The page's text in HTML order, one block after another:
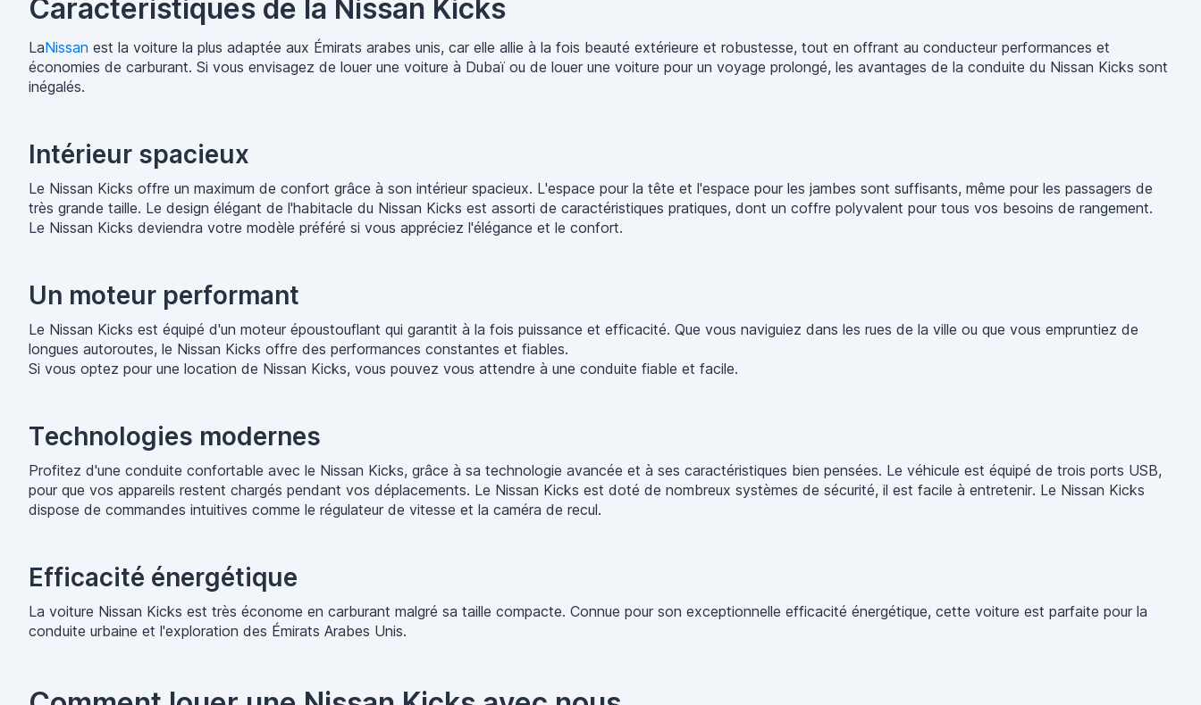
Caractéristiques de la Nissan Kicks
LaNissan est la voiture la plus adaptée aux Émirats arabes unis, car elle allie à la fois beauté extérieure et robustesse, tout en offrant au conducteur performances et
économies de carburant. Si vous envisagez de louer une voiture à Dubaï ou de louer une voiture pour un voyage prolongé, les avantages de la conduite du Nissan Kicks sont
inégalés.
Intérieur spacieux
Le Nissan Kicks offre un maximum de confort grâce à son intérieur spacieux. L'espace pour la tête et l'espace pour les jambes sont suffisants, même pour les passagers de
très grande taille. Le design élégant de l'habitacle du Nissan Kicks est assorti de caractéristiques pratiques, dont un coffre polyvalent pour tous vos besoins de rangement.
Le Nissan Kicks deviendra votre modèle préféré si vous appréciez l'élégance et le confort.
Un moteur performant
Le Nissan Kicks est équipé d'un moteur époustouflant qui garantit à la fois puissance et efficacité. Que vous naviguiez dans les rues de la ville ou que vous empruntiez de
longues autoroutes, le Nissan Kicks offre des performances constantes et fiables.
Si vous optez pour une location de Nissan Kicks, vous pouvez vous attendre à une conduite fiable et facile.
Technologies modernes
Profitez d'une conduite confortable avec le Nissan Kicks, grâce à sa technologie avancée et à ses caractéristiques bien pensées. Le véhicule est équipé de trois ports USB,
pour que vos appareils restent chargés pendant vos déplacements. Le Nissan Kicks est doté de nombreux systèmes de sécurité, il est facile à entretenir. Le Nissan Kicks
dispose de commandes intuitives comme le régulateur de vitesse et la caméra de recul.
Efficacité énergétique
La voiture Nissan Kicks est très économe en carburant malgré sa taille compacte. Connue pour son exceptionnelle efficacité énergétique, cette voiture est parfaite pour la
conduite urbaine et l'exploration des Émirats Arabes Unis.